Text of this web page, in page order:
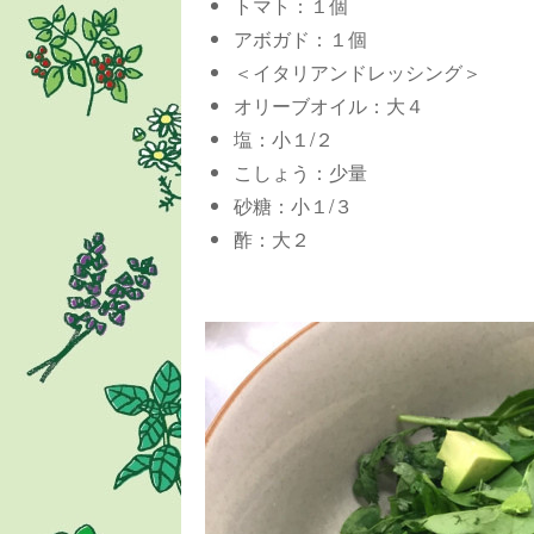
アボガド：１個
＜イタリアンドレッシング＞
オリーブオイル：大４
塩：小１/２
こしょう：少量
砂糖：小１/３
酢：大２